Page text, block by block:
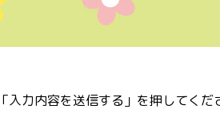
力内容を送信する」を押してくだ